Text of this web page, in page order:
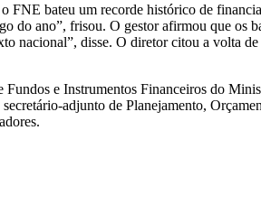
bateu um recorde histórico de
do ano”, frisou. O gestor afirmou que
disse. O diretor citou a volta
e Instrumentos Financeiros do
adjunto de Planejamento,